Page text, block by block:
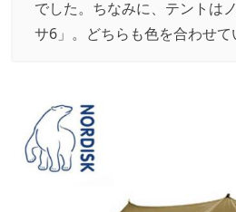
でした。ちなみに、テントは
サ6」。どちらも色を合わせて